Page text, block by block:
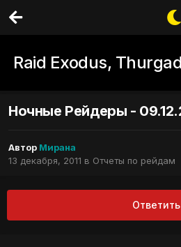
Raid Exodus,
Ночные Рейдеры -
Автор Мирана
13 декабря, 2011 в Отчеты по рейдам
Ответить